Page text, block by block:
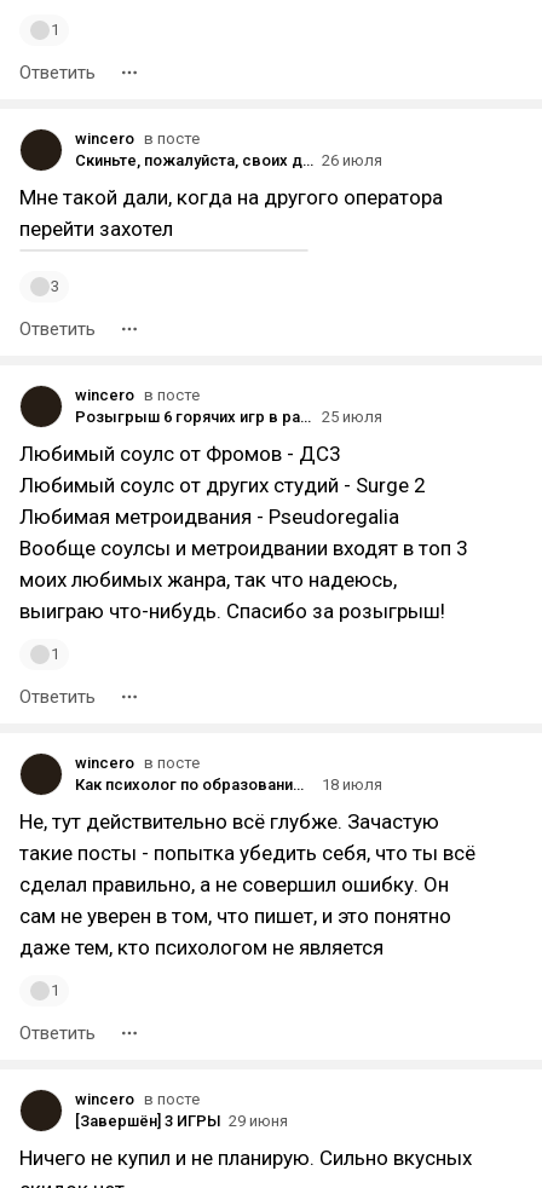
1
Ответить
wincero в посте
Скиньте, пожалуйста, своих дешёвых архивных тарифов на Yota. 26 июля
Мне такой дали, когда на другого оператора
перейти захотел
3
Ответить
wincero в посте
Розыгрыш 6 горячих игр в разгар лета! Stellar Blade, WUCHANG, ENDER MAGNOLIA и др. [ЗАВЕРШЁН] 25 июля
Любимый соулс от Фромов - ДС3
Любимый соулс от других студий - Surge 2
Любимая метроидвания - Pseudoregalia
Вообще соулсы и метроидвании входят в топ 3
моих любимых жанра, так что надеюсь,
выиграю что-нибудь. Спасибо за розыгрыш!
1
Ответить
wincero в посте
Как психолог по образованию скажу: не стоит слепо верить подобным постам. Это классическая защитная реакция и попытка рационализировать свой выбор.
18 июля
Не, тут действительно всё глубже. Зачастую
такие посты - попытка убедить себя, что ты всё
сделал правильно, а не совершил ошибку. Он
сам не уверен в том, что пишет, и это понятно
даже тем, кто психологом не является
1
Ответить
wincero в посте
[Завершён] 3 ИГРЫ 29 июня
Ничего не купил и не планирую. Сильно вкусных